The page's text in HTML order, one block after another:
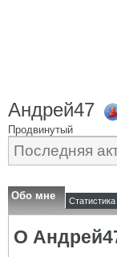
Андрей47
Продвинутый
Последняя
Обо мне Статистика
О